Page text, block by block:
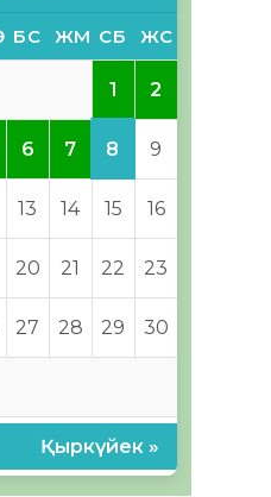
БС ЖМ СБ ЖС
1 2
6 7 8 9
13 14 15 16
20 21 22 23
27 28 29 30
Қыркүйек »